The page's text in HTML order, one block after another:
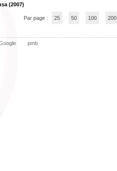
(2007)
Par page : 25 50 100 200
pmb